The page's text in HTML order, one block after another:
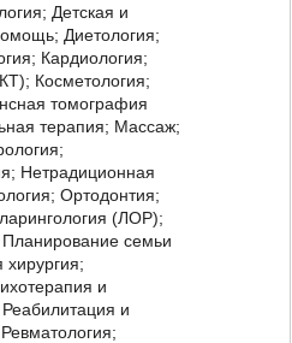
Детская и
Диетология;
Кардиология;
Косметология;
томография
терапия; Массаж;
Нетрадиционная
Ортодонтия;
(ЛОР);
семьи
хирургия;
и
и